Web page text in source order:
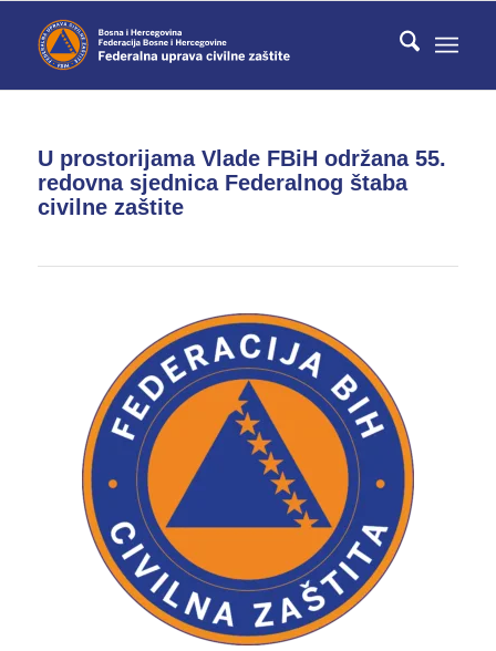
U prostorijama Vlade FBiH održana 55.
redovna sjednica Federalnog štaba
civilne zaštite